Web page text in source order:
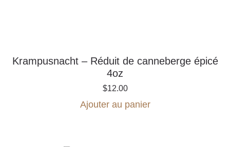
Krampusnacht – Réduit de canneberge épicé
4oz
$12.00
Ajouter au panier